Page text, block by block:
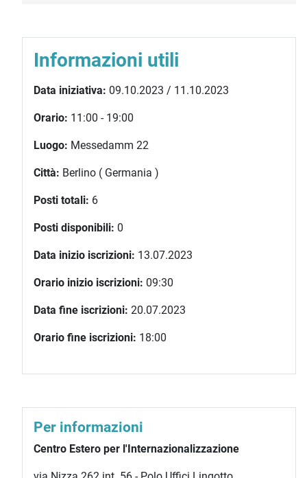
Informazioni utili
Data iniziativa: 09.10.2023 / 11.10.2023
Orario: 11:00 - 19:00
Luogo: Messedamm 22
Città: Berlino ( Germania )
Posti totali: 6
Posti disponibili: 0
Data inizio iscrizioni: 13.07.2023
Orario inizio iscrizioni: 09:30
Data fine iscrizioni: 20.07.2023
Orario fine iscrizioni: 18:00
Per informazioni
Centro Estero per l'Internazionalizzazione